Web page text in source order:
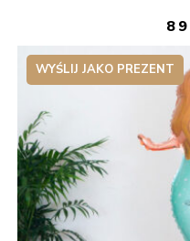
WYŚLIJ JAKO PREZENT